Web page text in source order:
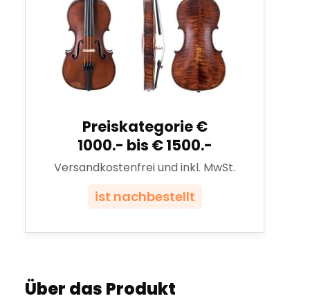
Preiskategorie €
1000.- bis € 1500.-
Versandkostenfrei und inkl. MwSt.
ist nachbestellt
Über das Produkt